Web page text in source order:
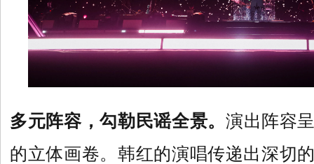
多元阵容，勾勒民谣全景。 演出阵容
的立体画卷。韩红的演唱传递出深切